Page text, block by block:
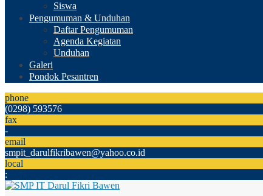
Siswa
Pengumuman & Unduhan
Daftar Pengumuman
Agenda Kegiatan
Unduhan
Galeri
Pondok Pesantren
phone
(0298) 593576
fax
-
email
smpit_darulfikribawen@yahoo.co.id
local
: